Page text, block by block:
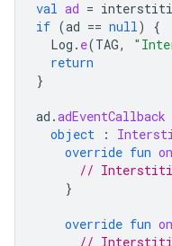
val ad =
if (ad == null)
{
Log . e(TAG,
return
}
ad .adEventCallback
object
:
override fun
//
}
override fun
//